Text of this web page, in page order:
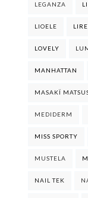
LEGANZA
LIOELE
LOVELY
MANHATTAN
MASAKÏ
MEDIDERM
MISS SPORTY
MUSTELA
NAIL TEK